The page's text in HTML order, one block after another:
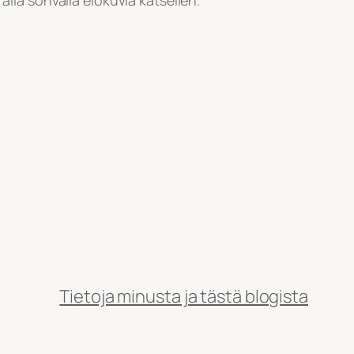
Tietoja minusta ja tästä blogista